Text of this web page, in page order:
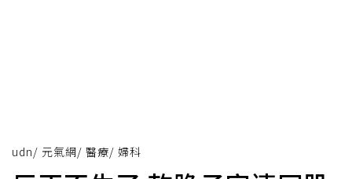
udn/ 元氣網/ 醫療/ 婦科